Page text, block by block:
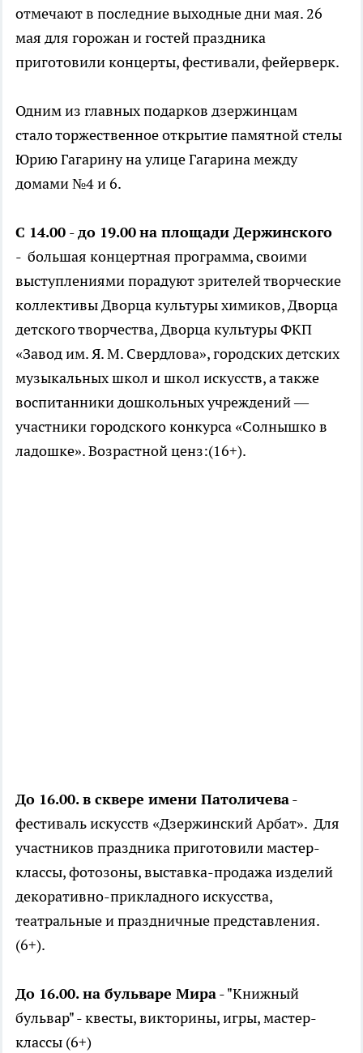
отмечают в последние выходные дни мая. 26
мая для горожан и гостей праздника
приготовили концерты, фестивали, фейерверк.
Одним из главных подарков дзержинцам
стало торжественное открытие памятной стелы
Юрию Гагарину на улице Гагарина между
домами №4 и 6.
С 14.00 - до 19.00на площади Держинского
- большая концертная программа, своими
выступлениями порадуют зрителей творческие
коллективы Дворца культуры химиков, Дворца
детского творчества, Дворца культуры ФКП
«Завод им. Я. М. Свердлова», городских детских
музыкальных школ и школ искусств, а также
воспитанники дошкольных учреждений —
участники городского конкурса «Солнышко в
ладошке». Возрастной ценз:(16+).
До 16.00. в сквере имени Патоличева-
фестиваль искусств «Дзержинский Арбат». Для
участников праздника приготовили мастер-
классы, фотозоны, выставка-продажа изделий
декоративно-прикладного искусства,
театральные и праздничные представления.
(6+).
До 16.00. на бульваре Мира- "Книжный
бульвар" - квесты, викторины, игры, мастер-
классы (6+)